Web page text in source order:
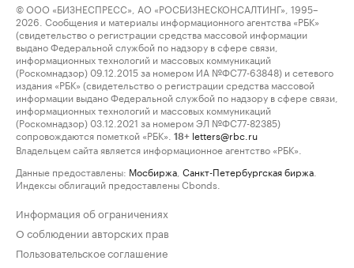
© ООО «БИЗНЕСПРЕСС», АО «РОСБИЗНЕСКОНСАЛТИНГ», 1995–
2026. Сообщения и материалы информационного агентства «РБК»
(свидетельство о регистрации средства массовой информации
выдано Федеральной службой по надзору в сфере связи,
информационных технологий и массовых коммуникаций
(Роскомнадзор) 09.12.2015 за номером ИА №ФС77-63848) и сетевого
издания «РБК» (свидетельство о регистрации средства массовой
информации выдано Федеральной службой по надзору в сфере связи,
информационных технологий и массовых коммуникаций
(Роскомнадзор) 03.12.2021 за номером ЭЛ №ФС77-82385)
сопровождаются пометкой «РБК».
18+ letters@rbc.ru
Владельцем сайта является информационное агентство «РБК».
Данные предоставлены: Мосбиржа Санкт-Петербургская биржа
Индексы облигаций предоставлены Cbonds.
Информация об ограничениях
О соблюдении авторских прав
Пользовательское соглашение